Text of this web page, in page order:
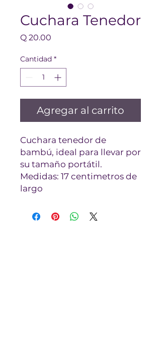
Cuchara Tenedor
Q 20.00
Cantidad *
Agregar al carrito
Cuchara tenedor de
bambú, ideal para llevar por
su tamaño portátil.
Medidas: 17 centimetros de
largo